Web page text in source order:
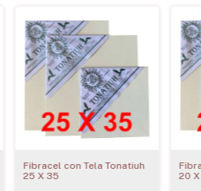
Fibracel con Tela Tonatiuh
25 X 35
20